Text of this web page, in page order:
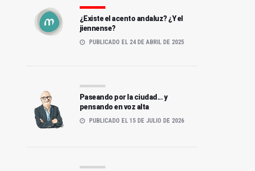
¿Existe el acento andaluz? ¿Y el
jiennense?
PUBLICADO EL 24 DE ABRIL DE 2025
Paseando por la ciudad... y
pensando en voz alta
PUBLICADO EL 15 DE JULIO DE 2026